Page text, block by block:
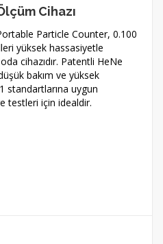
Cihazı
Particle Counter, 0.100
yüksek hassasiyetle
cihazıdır. Patentli HeNe
bakım ve yüksek
standartlarına uygun
testleri için idealdir.